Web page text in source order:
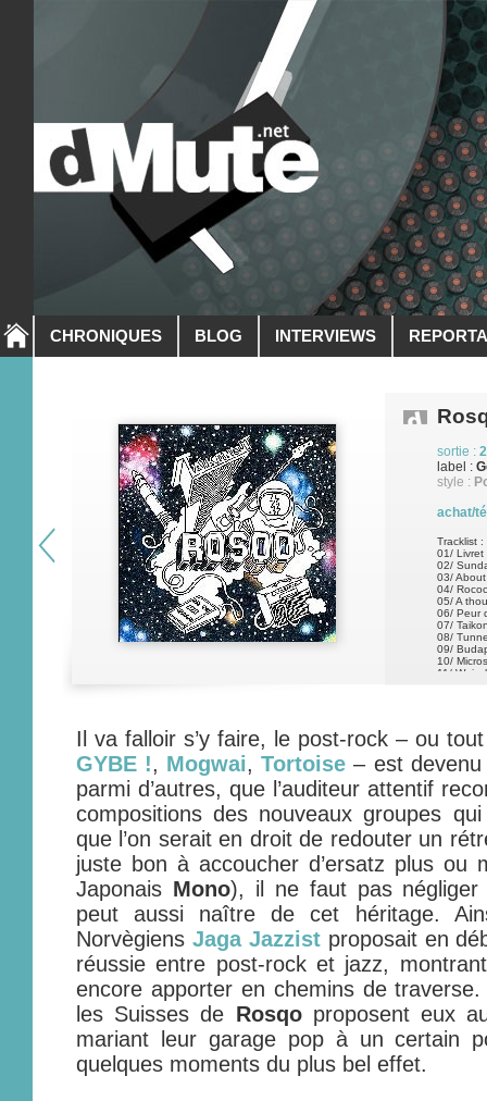
CHRONIQUES BLOG INTERVIEWS
sortie :
label :
style :
achat/
Tracklist :
01/ Livret
02/
03/
04/
05/ A
06/ Peur
07/
08/
09/
10/
11/
Il va falloir s’y faire, le post-rock – ou
GYBE !, Mogwai,Tortoise – est devenu
parmi d’autres, que l’auditeur attentif
compositions des nouveaux groupes
que l’on serait en droit de redouter un
juste bon à accoucher d’ersatz plus ou
Japonais Mono), il ne faut pas négliger
peut aussi naître de cet héritage.
Norvègiens Jaga Jazzistproposait en
réussie entre post-rock et jazz,
encore apporter en chemins de
les Suisses de Rosqoproposent eux
mariant leur garage pop à un certain
quelques moments du plus bel effet.